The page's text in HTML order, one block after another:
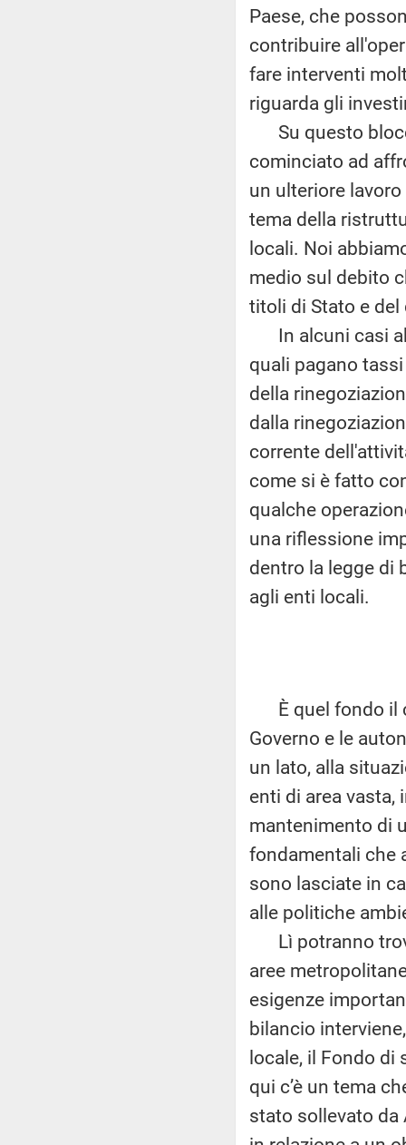
Paese, che
contribuire
fare interventi
riguarda gli
Su questo
cominciato ad
un ulteriore
tema della
locali. Noi
medio sul debito
titoli di Stato e
In alcuni casi
quali pagano
della
dalla
corrente
come si è fatto
qualche
una riflessione
dentro la legge di
agli enti locali.
È quel fondo il
Governo e le
un lato, alla
enti di area vasta,
mantenimento di
fondamentali che
sono lasciate in
alle politiche
Lì potranno
aree
esigenze
bilancio
locale, il Fondo di
qui c’è un tema
stato sollevato da